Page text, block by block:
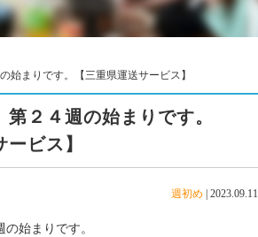
始まりです。【三重県運送サービス】
２４週の始まりです。
ービス】
週初め 2023.09.11
始まりです。